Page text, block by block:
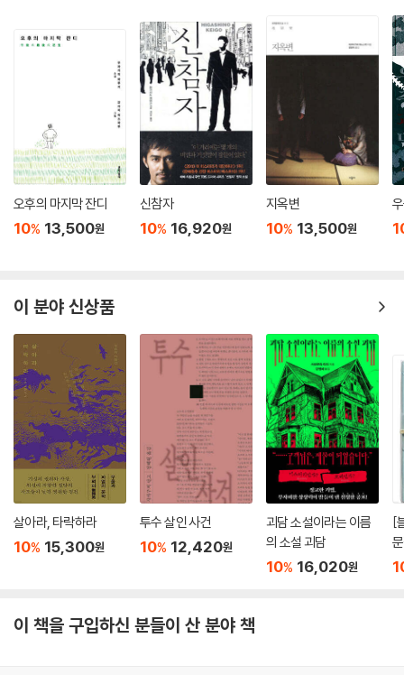
오후의 마지막 잔디
10% 13,500원
신참자
10% 16,920원
지옥변
10% 13,500원
이 분야 신상품
살아라, 타락하라
10% 15,300원
투수 살인 사건
10% 12,420원
괴담 소설이라는 이름
의 소설 괴담
10% 16,020원
[
이 책을 구입하신 분들이 산 분야 책